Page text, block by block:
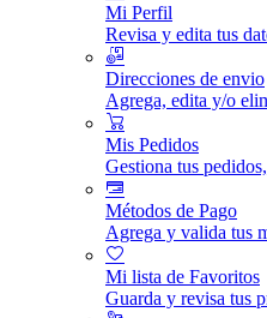
Mi Perfil
Revisa y edita tus
Direcciones de envio
Agrega, edita y/o
Mis Pedidos
Gestiona tus
Métodos de Pago
Agrega y valida tus
Mi lista de Favoritos
Guarda y revisa tus